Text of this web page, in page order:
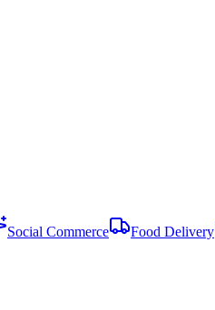
Social Commerce Food Delivery